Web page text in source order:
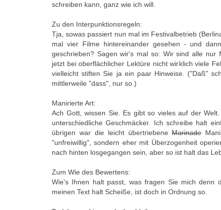
schreiben kann, ganz wie ich will.
Zu den Interpunktionsregeln:
Tja, sowas passiert nun mal im Festivalbetrieb
mal vier Filme hintereinander gesehen - und
geschrieben? Sagen wir's mal so: Wir sind alle nur
jetzt bei oberflächlicher Lektüre nicht wirklich viele
vielleicht stiften Sie ja ein paar Hinweise. ("Daß"
mittlerweile "dass", nur so.)
Manirierte Art:
Ach Gott, wissen Sie. Es gibt so vieles auf der
unterschiedliche Geschmäcker. Ich schreibe halt
übrigen war die leicht übertriebeneMarinade
"unfreiwillig", sondern eher mit Überzogenheit
nach hinten losgegangen sein, aber so ist halt das
Zum Wie des Bewertens:
Wie's Ihnen halt passt, was fragen Sie mich denn
meinen Text halt Scheiße, ist doch in Ordnung so.